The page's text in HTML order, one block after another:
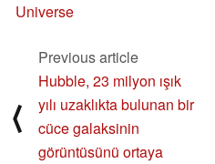
Universe
⟨
Previous article
Hubble, 23 milyon ışık
yılı uzaklıkta bulunan bir
cüce galaksinin
görüntüsünü ortaya